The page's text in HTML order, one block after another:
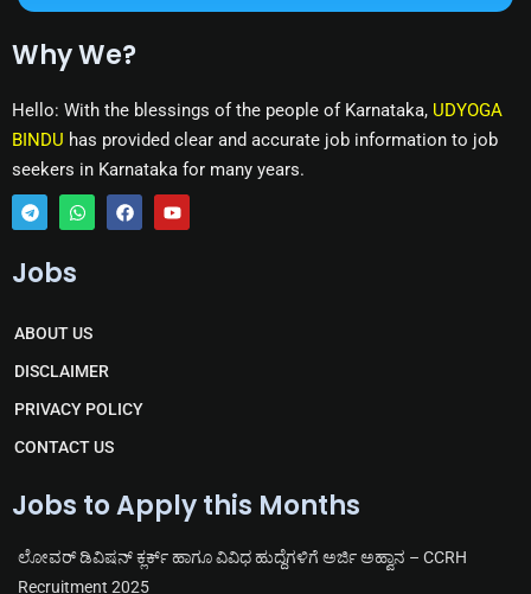
Why We?
Hello: With the blessings of the people of Karnataka, UDYOGA
BINDU has provided clear and accurate job information to job
seekers in Karnataka for many years.
T
l
r
a
m
W
a
a
p
p
F Y
Jobs
ABOUT US
DISCLAIMER
PRIVACY POLICY
CONTACT US
Jobs to Apply this Months
ಲೋವರ್ ಡಿವಿಷನ್ ಕ್ಲರ್ಕ್ ಹಾಗೂ ವಿವಿಧ ಹುದ್ದೆಗಳಿಗೆ ಅರ್ಜಿ ಅಹ್ವಾನ – CCRH
Recruitment 2025